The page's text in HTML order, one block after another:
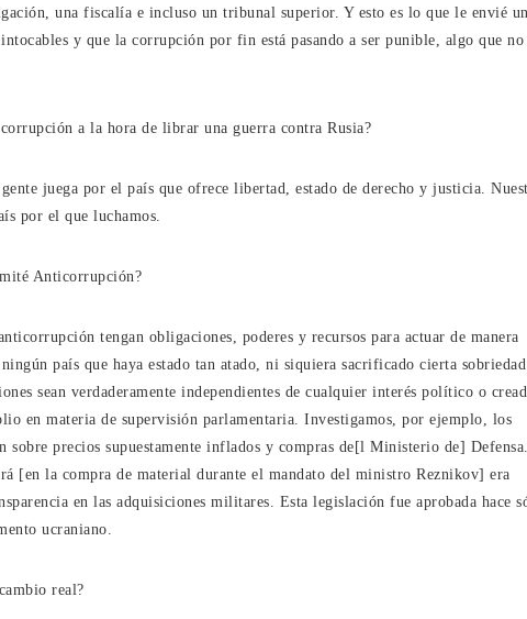
una fiscalía e incluso un tribunal superior. Y esto es lo que le envié un
y que la corrupción por fin está pasando a ser punible, algo que no
a la hora de librar una guerra contra Rusia?
juega por el país que ofrece libertad, estado de derecho y justicia.
por el que luchamos.
Anticorrupción?
tengan obligaciones, poderes y recursos para actuar de manera
país que haya estado tan atado, ni siquiera sacrificado cierta sobriedad
sean verdaderamente independientes de cualquier interés político o
en materia de supervisión parlamentaria. Investigamos, por ejemplo, los
sobre precios supuestamente inflados y compras de[l Ministerio de] Defensa.
[en la compra de material durante el mandato del ministro Reznikov] era
en las adquisiciones militares. Esta legislación fue aprobada hace
ucraniano.
real?